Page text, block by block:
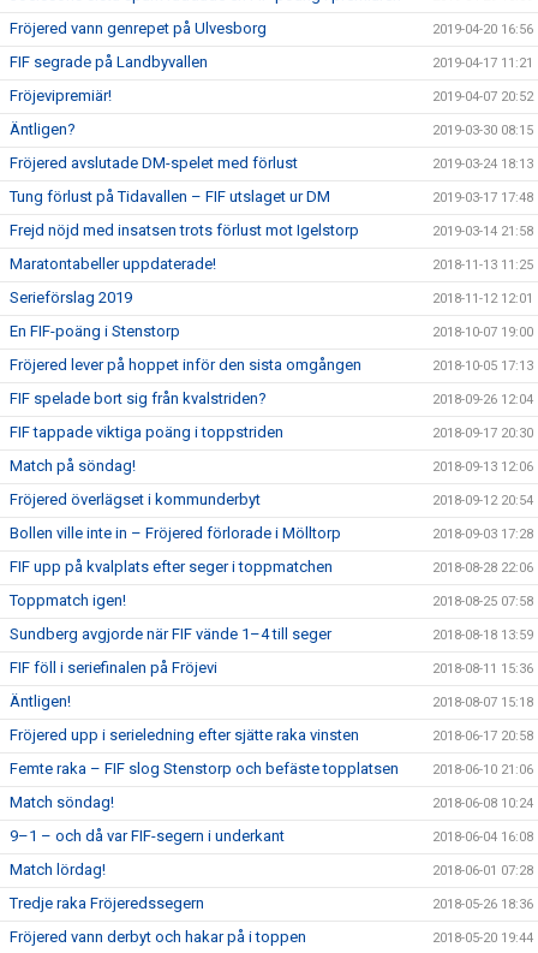
Fröjered vann genrepet på Ulvesborg 2019-04-20 16:56
FIF segrade på Landbyvallen 2019-04-17 11:21
Fröjevipremiär! 2019-04-07 20:52
Äntligen? 2019-03-30 08:15
Fröjered avslutade DM-spelet med förlust 2019-03-24 18:13
Tung förlust på Tidavallen – FIF utslaget ur DM 2019-03-17 17:48
Frejd nöjd med insatsen trots förlust mot Igelstorp 2019-03-14 21:58
Maratontabeller uppdaterade! 2018-11-13 11:25
Serieförslag 2019 2018-11-12 12:01
En FIF-poäng i Stenstorp 2018-10-07 19:00
Fröjered lever på hoppet inför den sista omgången 2018-10-05 17:13
FIF spelade bort sig från kvalstriden? 2018-09-26 12:04
FIF tappade viktiga poäng i toppstriden 2018-09-17 20:30
Match på söndag! 2018-09-13 12:06
Fröjered överlägset i kommunderbyt 2018-09-12 20:54
Bollen ville inte in – Fröjered förlorade i Mölltorp 2018-09-03 17:28
FIF upp på kvalplats efter seger i toppmatchen 2018-08-28 22:06
Toppmatch igen! 2018-08-25 07:58
Sundberg avgjorde när FIF vände 1–4 till seger 2018-08-18 13:59
FIF föll i seriefinalen på Fröjevi 2018-08-11 15:36
Äntligen! 2018-08-07 15:18
Fröjered upp i serieledning efter sjätte raka vinsten 2018-06-17 20:58
Femte raka – FIF slog Stenstorp och befäste topplatsen 2018-06-10 21:06
Match söndag! 2018-06-08 10:24
9–1 – och då var FIF-segern i underkant 2018-06-04 16:08
Match lördag! 2018-06-01 07:28
Tredje raka Fröjeredssegern 2018-05-26 18:36
Fröjered vann derbyt och hakar på i toppen 2018-05-20 19:44